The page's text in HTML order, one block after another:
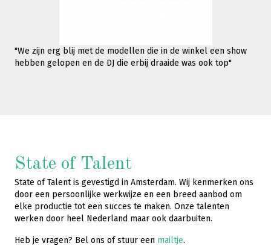
"We zijn erg blij met de modellen die in de winkel een show
hebben gelopen en de DJ die erbij draaide was ook top"
State of Talent
State of Talent is gevestigd in Amsterdam. Wij kenmerken ons
door een persoonlijke werkwijze en een breed aanbod om
elke productie tot een succes te maken. Onze talenten
werken door heel Nederland maar ook daarbuiten.
Heb je vragen? Bel ons of stuur een mailtje.